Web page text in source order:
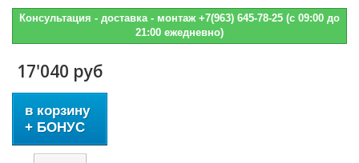
Консультация - доставка - монтаж +7(963) 645-78-25 (с 09:00 до
21:00 ежедневно)
17'040 руб
в корзину
+ БОНУС